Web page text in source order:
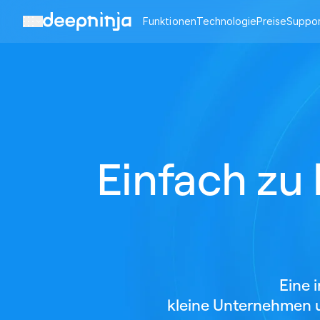
FunktionenTechnologiePreise
Einfach
Eine
kleine Unternehmen